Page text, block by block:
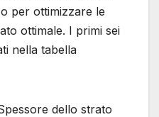
per ottimizzare le
ottimale. I primi sei
nella tabella
dello strato